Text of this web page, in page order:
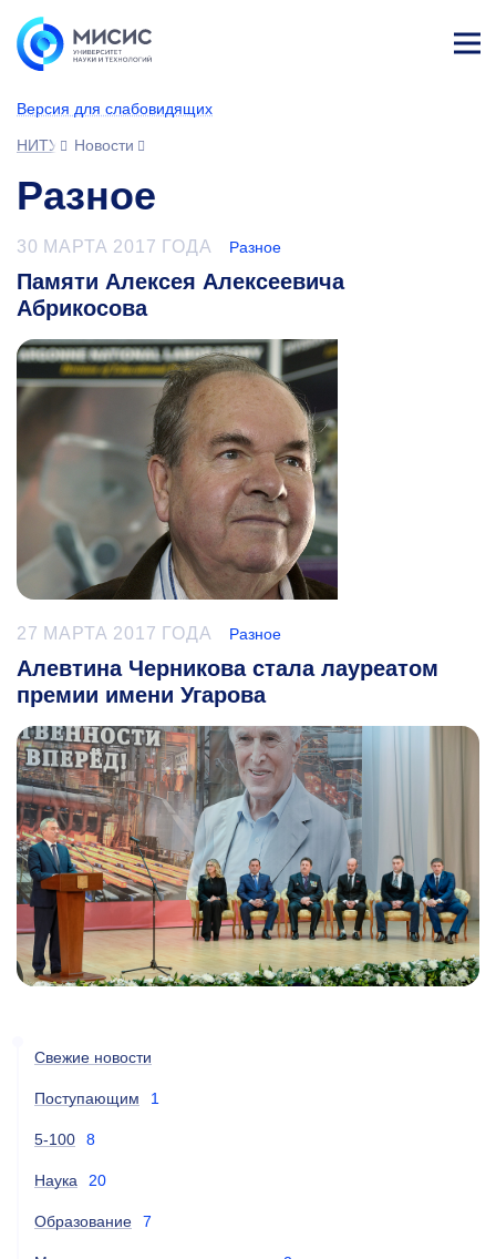
Версия для слабовидящих
НИТУ МИСИС
Новости
Разное
30 МАРТА 2017 ГОДА Разное
Памяти Алексея Алексеевича
Абрикосова
27 МАРТА 2017 ГОДА Разное
Алевтина Черникова стала лауреатом
премии имени Угарова
Свежие новости
Поступающим 1
5-100 8
Наука 20
Образование 7